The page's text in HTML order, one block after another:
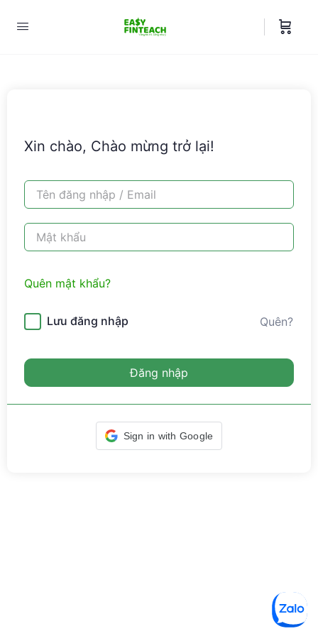
Xin chào, Chào mừng trở lại!
Quên mật khẩu?
Lưu đăng nhập Quên?
Đăng nhập
Sign in with Google